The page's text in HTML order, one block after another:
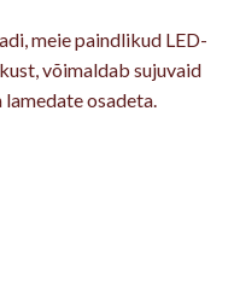
meie paindlikud LED-
võimaldab sujuvaid
osadeta.